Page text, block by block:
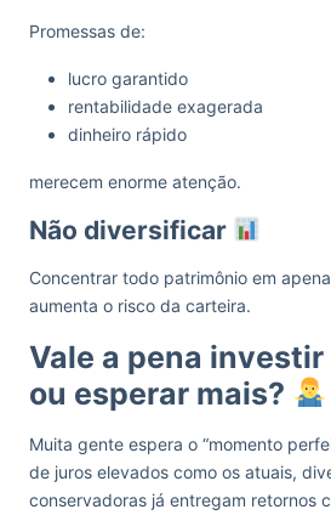
Promessas de:
lucro garantido
rentabilidade exagerada
dinheiro rápido
merecem enorme atenção.
Não diversificar
Concentrar todo patrimônio em
aumenta o risco da carteira.
Vale a pena investir
ou esperar mais?
Muita gente espera o “momento
de juros elevados como os atuais,
conservadoras já entregam retornos